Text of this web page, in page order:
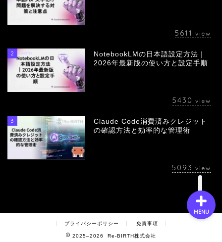
5611 view
2
NotebookLMの日本語設定方法｜
2026年最新版の使い方と設定手順
5430 view
3
Claude Code消費済みクレジット
の確認方法と効率的な管理術
5093 view
プライバシーポリシー 免責事項
2025–2026 Re-BIRTH株式会社
MENU
会社概要
採用情報